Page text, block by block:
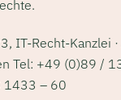
IT-Recht-Kanzlei
Tel: +49 (0)89 /
1433 – 60